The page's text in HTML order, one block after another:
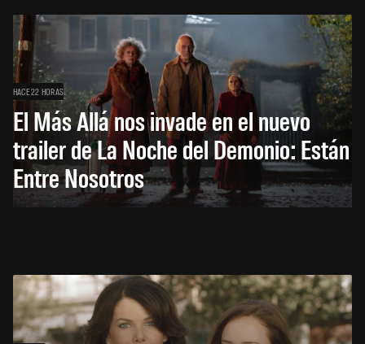
HACE 22 HORAS
El Más Allá nos invade en el nuevo
trailer de La Noche del Demonio: Están
Entre Nosotros